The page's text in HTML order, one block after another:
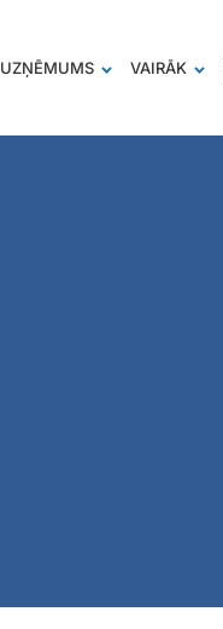
UZŅĒMUMS VAIRĀK